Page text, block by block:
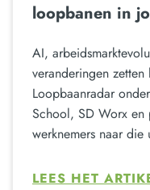
loopbanen in
AI,
veranderingen
Loopbaanradar
School, SD Worx en
werknemers naar
LEES HET